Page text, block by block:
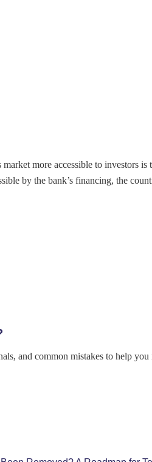
more accessible to investors
by the bank’s financing, the
and common mistakes to help